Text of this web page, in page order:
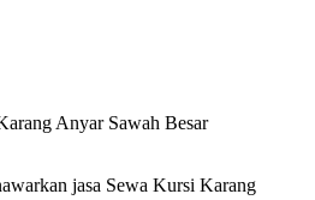
Anyar Sawah Besar
jasa Sewa Kursi Karang